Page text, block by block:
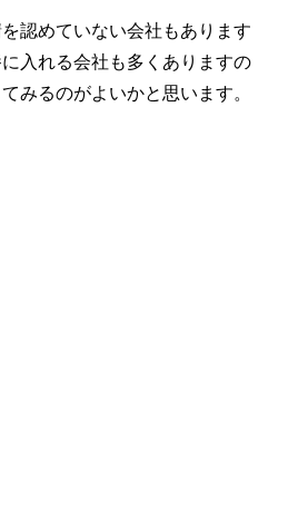
認めていない会社もあります
入れる会社も多くありますの
みるのがよいかと思います。